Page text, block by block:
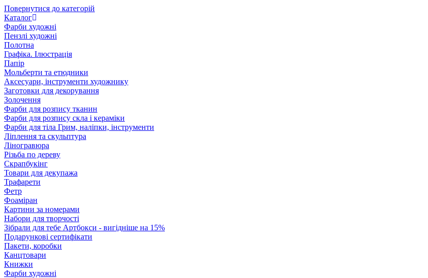
Повернутися до категорій
Каталог
Фарби художні
Пензлі художні
Полотна
Графіка. Ілюстрація
Папір
Мольберти та етюдники
Аксесуари, інструменти художнику
Заготовки для декорування
Золочення
Фарби для розпису тканин
Фарби для розпису скла і кераміки
Фарби для тіла Грим, наліпки, інструменти
Ліплення та скульптура
Ліногравюра
Різьба по дереву
Скрапбукінг
Товари для декупажа
Трафарети
Фетр
Фоаміран
Картини за номерами
Набори для творчості
Зібрали для тебе Артбокси - вигідніше на 15%
Подарункові сертифікати
Пакети, коробки
Канцтовари
Книжки
Фарби художні